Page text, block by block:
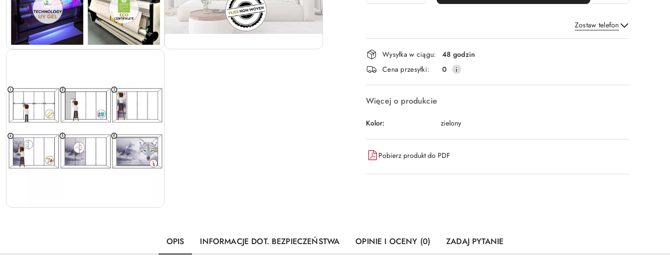
Zostaw telefon
Wyślij
Dostępność
i
dostawa
Wysyłka w ciągu:
48 godzin
Cena przesyłki:
0
Więcej o produkcie
Kolor: zielony
Pobierz produkt do PDF
OPIS INFORMACJE DOT. BEZPIECZEŃSTWA OPINIE I OCENY (0) ZADAJ PYTANIE